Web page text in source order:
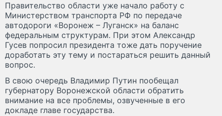
Правительство области уже начало работу с
Министерством транспорта РФ по передаче
автодороги «Воронеж – Луганск» на баланс
федеральным структурам. При этом Александр
Гусев попросил президента тоже дать поручение
доработать эту тему и постараться решить данный
вопрос.
В свою очередь Владимир Путин пообещал
губернатору Воронежской области обратить
внимание на все проблемы, озвученные в его
докладе главе государства.